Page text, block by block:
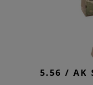
5.56 / AK